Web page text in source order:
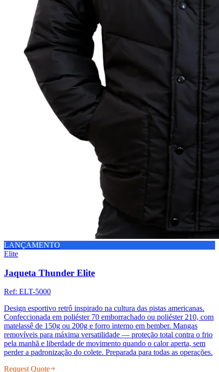
LANÇAMENTO
Elite
Jaqueta Thunder Elite
Ref: ELT-5000
Design esportivo retrô inspirado na cultura das pistas americanas.
Confeccionada em poliéster 70 emborrachado ou poliéster 210, com
matelassê de 150g ou 200g e forro interno em bember. Mangas
removíveis para máxima versatilidade — proteção total contra o frio
pela manhã e liberdade de movimento quando o calor aperta, sem
perder a padronização do colete. Preparada para todas as operações.
Request Quote